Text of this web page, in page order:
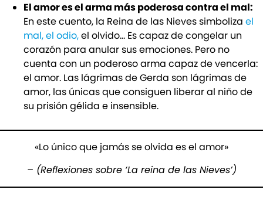
El amor es el arma más poderosa contra el mal:
En este cuento, la Reina de las Nieves simboliza el
mal, el odio,el olvido… Es capaz de congelar un
corazón para anular sus emociones. Pero no
cuenta con un poderoso arma capaz de vencerla:
el amor. Las lágrimas de Gerda son lágrimas de
amor, las únicas que consiguen liberar al niño de
su prisión gélida e insensible.
«Lo único que jamás se olvida es el amor»
– (Reflexiones sobre ‘La reina de las Nieves’)